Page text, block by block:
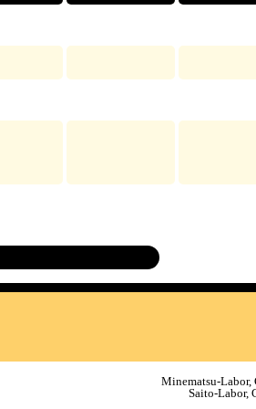
Minematsu-Labor,
Saito-Labor,